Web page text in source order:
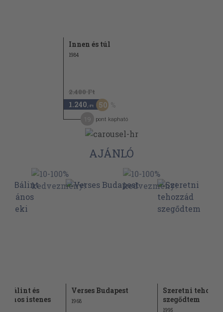
Innen és túl
1984
2.480 Ft
1.240 ,-Ft 50
pont kapható
AJÁNLÓ
Bálint és
János istenes
Verses Budapest
1968
Szeretni
szegődtem
1995